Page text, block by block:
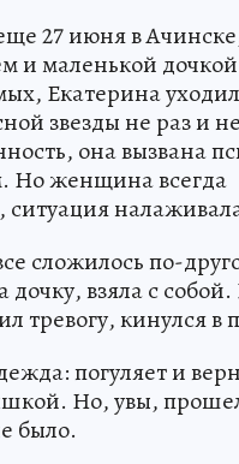
27 июня в
и маленькой
Екатерина
звезды не раз и
она вызвана
Но женщина всегда
ситуация
сложилось по-
дочку, взяла с
тревогу, кинулся в
погуляет и
Но, увы,
было.